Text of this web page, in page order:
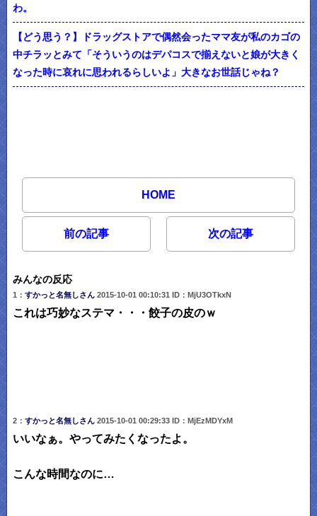
わ。
【どう思う？】ドラッグストアで偶然会ったママ友が私のカゴの
中チラッとみて「そういうのはデパコスで揃えないと娘が大きく
なった時に哀れに思われるらしいよ」大きなお世話じゃね？
HOME
前の記事 次の記事
みんなの反応
1： すかっと名無しさん 2015-10-01 00:10:31 ID：MjU3OTkxN
これは巧妙なステマ・・・餃子の皮のｗ
2： すかっと名無しさん 2015-10-01 00:29:33 ID：MjEzMDYxM
いいなぁ。やってみたくなったよ。
こんな時間なのに…